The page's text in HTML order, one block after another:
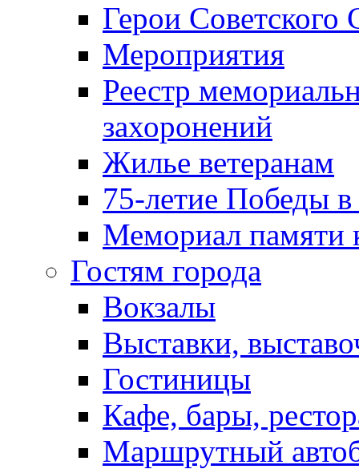
Герои Советского
Мероприятия
Реестр
захоронений
Жилье ветеранам
75-летие Победы
Мемориал памяти
Гостям города
Вокзалы
Выставки,
Гостиницы
Кафе, бары,
Маршрутный